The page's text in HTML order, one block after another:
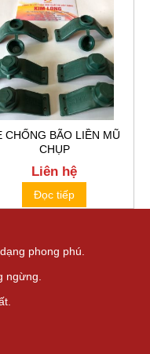
CHỐNG BÃO LIỀN MŨ
CHỤP
Liên hệ
Đọc tiếp
phong phú.
ngừng.